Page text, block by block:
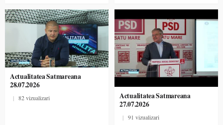
Actualitatea Satmareana
28.07.2026
| 82 vizualizari
Actualitatea Satmareana
27.07.2026
| 91 vizualizari